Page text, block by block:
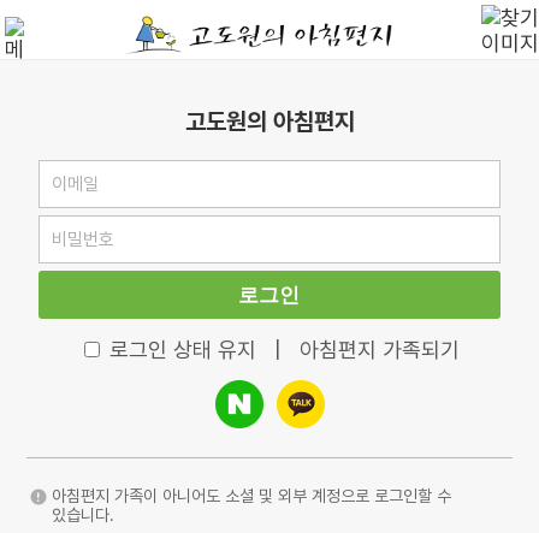
고도원의 아침편지
로그인
로그인 상태 유지 아침편지 가족되기
아침편지 가족이 아니어도 소셜 및 외부 계정으로 로그인할 수
있습니다.